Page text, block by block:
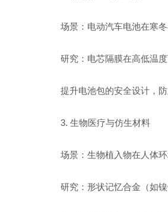
场景：电动汽车电池在寒
研究：电芯隔膜在高低温
提升电池包的安全设计，
3. 生物医疗与仿生材料
场景：生物植入物在人体
研究：形状记忆合金（如